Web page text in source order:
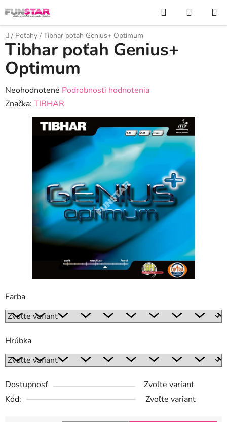
na
obsah
Hľadať
KOŠÍK
Domov
/ Poťahy / Tibhar poťah Genius+ Optimum
Farba
Hrúbka
Dostupnosť
Zvoľte variant
Kód:
Zvoľte variant
Tibhar poťah Genius+
Optimum
Priemerné
hodnotenie
produktu
hviezdičiek.
Neohodnotené Podrobnosti hodnotenia
Značka: TIBHAR